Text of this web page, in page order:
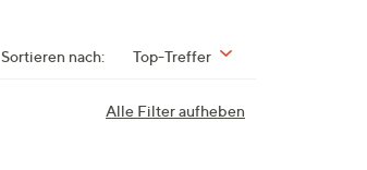
Sortieren nach: Top-Treffer
Alle Filter aufheben